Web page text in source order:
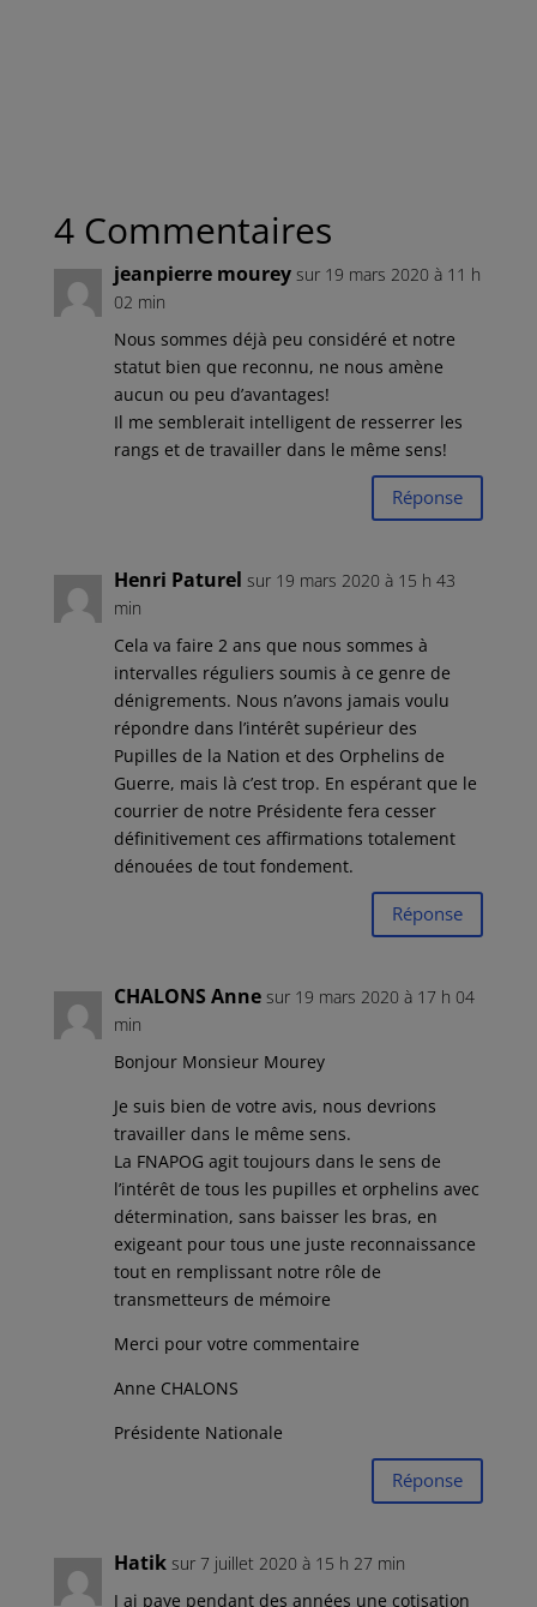
4 Commentaires
jeanpierre mourey sur 19 mars 2020 à 11 h
02 min
Nous sommes déjà peu considéré et notre
statut bien que reconnu, ne nous amène
aucun ou peu d’avantages!
Il me semblerait intelligent de resserrer les
rangs et de travailler dans le même sens!
Réponse
Henri Paturel sur 19 mars 2020 à 15 h 43
min
Cela va faire 2 ans que nous sommes à
intervalles réguliers soumis à ce genre de
dénigrements. Nous n’avons jamais voulu
répondre dans l’intérêt supérieur des
Pupilles de la Nation et des Orphelins de
Guerre, mais là c’est trop. En espérant que le
courrier de notre Présidente fera cesser
définitivement ces affirmations totalement
dénouées de tout fondement.
Réponse
CHALONS Anne sur 19 mars 2020 à 17 h 04
min
Bonjour Monsieur Mourey
Je suis bien de votre avis, nous devrions
travailler dans le même sens.
La FNAPOG agit toujours dans le sens de
l’intérêt de tous les pupilles et orphelins avec
détermination, sans baisser les bras, en
exigeant pour tous une juste reconnaissance
tout en remplissant notre rôle de
transmetteurs de mémoire
Merci pour votre commentaire
Anne CHALONS
Présidente Nationale
Réponse
Hatik sur 7 juillet 2020 à 15 h 27 min
J ai paye pendant des années une cotisation